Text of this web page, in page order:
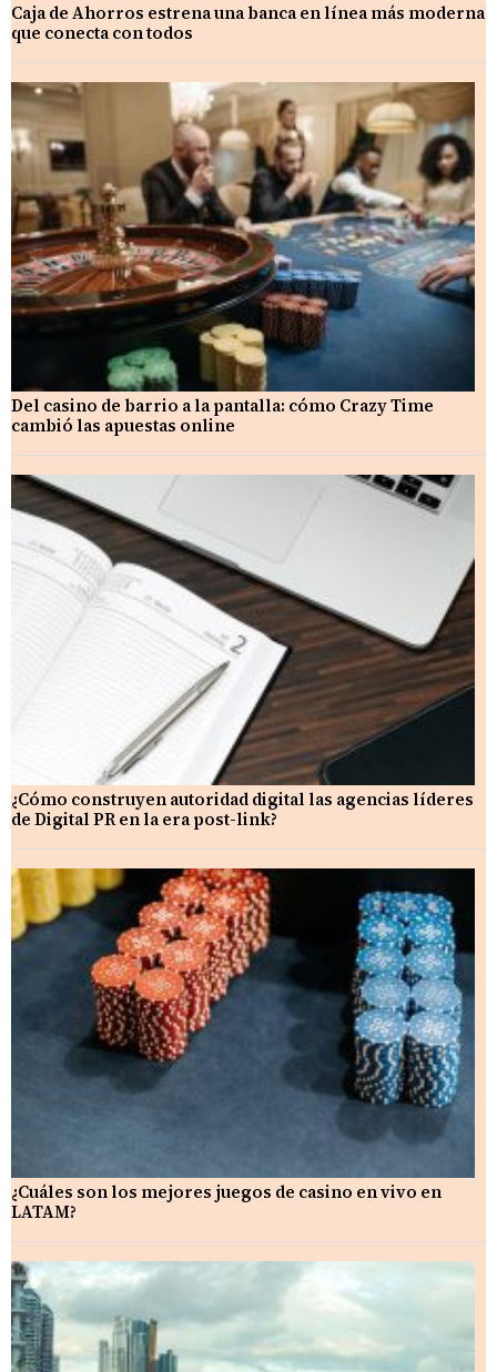
Caja de Ahorros estrena una banca en línea más moderna
que conecta con todos
Del casino de barrio a la pantalla: cómo Crazy Time
cambió las apuestas online
¿Cómo construyen autoridad digital las agencias líderes
de Digital PR en la era post-link?
¿Cuáles son los mejores juegos de casino en vivo en
LATAM?